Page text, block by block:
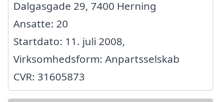
Dalgasgade 29, 7400 Herning
Ansatte: 20
Startdato: 11. juli 2008,
Virksomhedsform: Anpartsselskab
CVR: 31605873